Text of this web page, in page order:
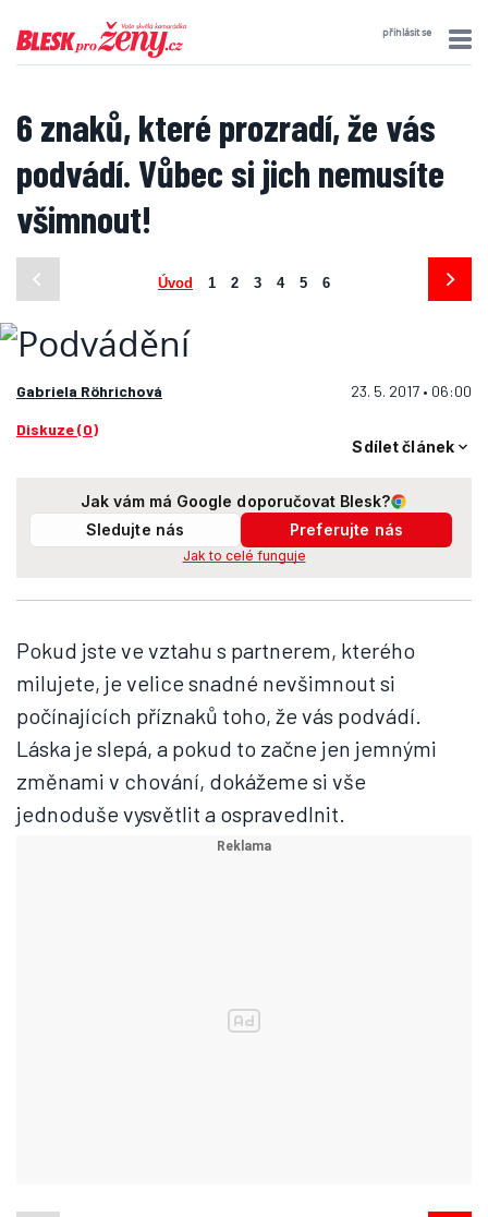
přihlásit se
6 znaků, které prozradí, že vás
podvádí. Vůbec si jich nemusíte
všimnout!
Úvod 1 2 3 4 5 6
Gabriela Röhrichová 23. 5. 2017 • 06:00
Diskuze (0)
Sdílet článek
Jak vám má Google doporučovat Blesk?
Sledujte nás
Preferujte nás
Jak to celé funguje
Pokud jste ve vztahu s partnerem, kterého
milujete, je velice snadné nevšimnout si
počínajících příznaků toho, že vás podvádí.
Láska je slepá, a pokud to začne jen jemnými
změnami v chování, dokážeme si vše
jednoduše vysvětlit a ospravedlnit.